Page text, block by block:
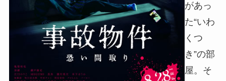
があっ
た“いわ
くつ
き”の部
屋。そ